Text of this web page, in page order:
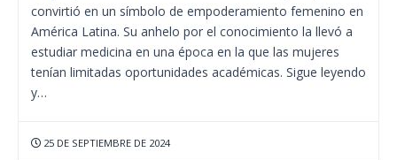
convirtió en un símbolo de empoderamiento femenino en
América Latina. Su anhelo por el conocimiento la llevó a
estudiar medicina en una época en la que las mujeres
tenían limitadas oportunidades académicas. Sigue leyendo
y…
25 DE SEPTIEMBRE DE 2024